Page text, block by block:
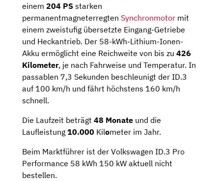
einem 204 PS starken
permanentmagneterregten Synchronmotor mit
einem zweistufig übersetzte Eingang-Getriebe
und Heckantrieb. Der 58-kWh-Lithium-Ionen-
Akku ermöglicht eine Reichweite von bis zu 426
Kilometer, je nach Fahrweise und Temperatur. In
passablen 7,3 Sekunden beschleunigt der ID.3
auf 100 km/h und fährt höchstens 160 km/h
schnell.
Die Laufzeit beträgt 48 Monate und die
Laufleistung 10.000 Kilometer im Jahr.
Beim Marktführer ist der Volkswagen ID.3 Pro
Performance 58 kWh 150 kW aktuell nicht
bestellen.